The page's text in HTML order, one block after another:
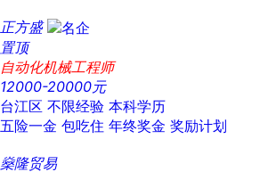
正方盛
置顶
自动化机械工程师
12000-20000元
台江区 不限经验 本科学历
五险一金 包吃住 年终奖金 奖励计划
燊隆贸易